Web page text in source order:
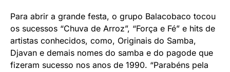
Para abrir a grande festa, o grupo Balacobaco tocou
os sucessos “Chuva de Arroz”, “Força e Fé” e hits de
artistas conhecidos, como, Originais do Samba,
Djavan e demais nomes do samba e do pagode que
fizeram sucesso nos anos de 1990. “Parabéns pela